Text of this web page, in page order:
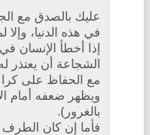
عليك بالصدق مع
في هذه الدنيا، وإلا
إذا أخطأ الإنسان
الشجاعة أن يعتذر
مع الحفاظ على
ويظهر ضعفه أمام
بالغرور).
فأما إن كان الطرف